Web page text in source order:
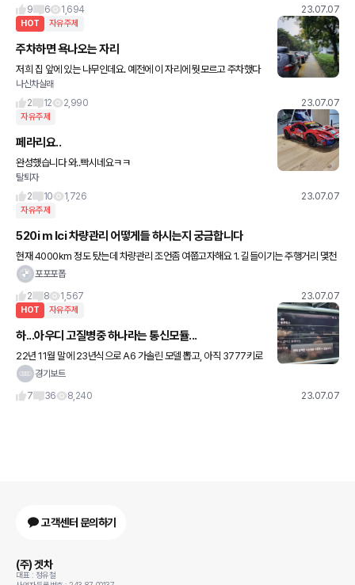
Capitalist) 프리미엄 브랜드에 적극적 원가아끼
9
6 1,694 23.07.07
HOT 자유주제
주차하면 욕나오는 자리
저희 집 앞에 있는 나무인데요. 예전에 이 자리에 뭣모르고 주차했다
가 세차할 때 너무 고통 받아서 아무리 자리가 없어도 차라리 새똥을
나신차살래
2
12 2,990 23.07.07
자유주제
페라리요..
완성했습니다 와..빡시네요ㅋㅋ
탈퇴자
2
10 1,726 23.07.07
자유주제
520i m lci 차량관리 어떻게들 하시는지 궁금합니다
현재 4000km 정도 탔는데 차량관리 조언좀 여쭙고자해요 1. 길들이기는 주행거리 몇천
포포포폽
2
8 1,567 23.07.07
HOT 자유주제
하...아우디 고질병중 하나라는 통신모듈...
22년 11월 말에 23년식으로 A6 가솔린 모델 뽑고, 아직 3777키로
밖에 안탔는데, 운전중에 갑자기 노래가 끈기더라구요. (휴대폰 멜론
경기보트
7
36 8,240 23.07.07
고객센터 문의하기
(주) 겟차
대표 : 정유철